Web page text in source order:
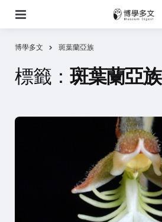
博學多文 斑葉蘭亞族
標籤： 斑葉蘭亞族